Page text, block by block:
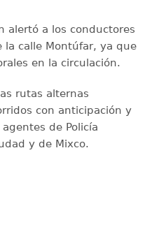
alertó a los conductores
calle Montúfar, ya que
en la circulación.
rutas alternas
con anticipación y
de Policía
y de Mixco.